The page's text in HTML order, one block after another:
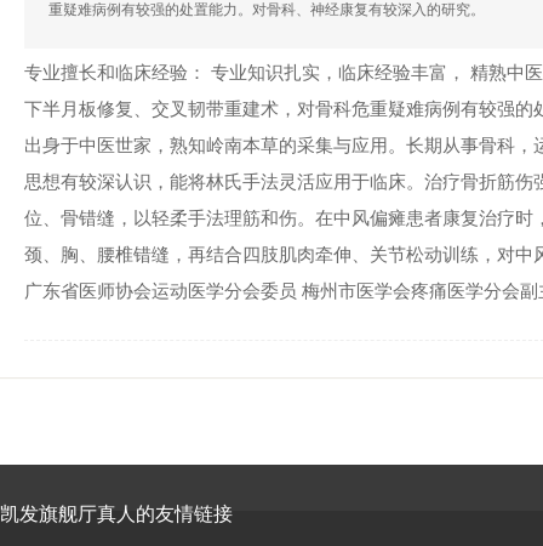
重疑难病例有较强的处置能力。对骨科、神经康复有较深入的研究。
专业擅长和临床经验： 专业知识扎实，临床经验丰富， 精熟中
下半月板修复、交叉韧带重建术，对骨科危重疑难病例有较强
出身于中医世家，熟知岭南本草的采集与应用。长期从事骨科
思想有较深认识，能将林氏手法灵活应用于临床。治疗骨折筋
位、骨错缝，以轻柔手法理筋和伤。在中风偏瘫患者康复治疗
颈、胸、腰椎错缝，再结合四肢肌肉牵伸、关节松动训练，对
广东省医师协会运动医学分会委员 梅州市医学会疼痛医学分会副
凯发旗舰厅真人的友情链接